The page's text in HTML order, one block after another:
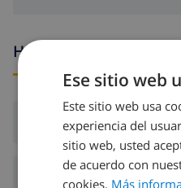
Horario de llegada y
Llegada:Desde
Salida:
Ese sitio web
Este sitio web usa
experiencia del
sitio web, usted
de acuerdo con
cookies. Más